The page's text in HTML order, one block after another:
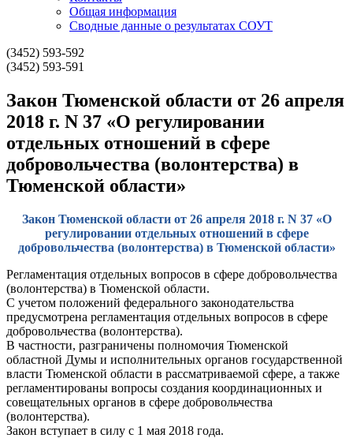
Общая информация
Сводные данные о результатах СОУТ
(3452) 593-592
(3452) 593-591
Закон Тюменской области от 26 апреля
2018 г. N 37 «О регулировании
отдельных отношений в сфере
добровольчества (волонтерства) в
Тюменской области»
Закон Тюменской области от 26 апреля 2018 г. N 37 «О
регулировании отдельных отношений в сфере
добровольчества (волонтерства) в Тюменской области»
Регламентация отдельных вопросов в сфере добровольчества
(волонтерства) в Тюменской области.
С учетом положений федерального законодательства
предусмотрена регламентация отдельных вопросов в сфере
добровольчества (волонтерства).
В частности, разграничены полномочия Тюменской
областной Думы и исполнительных органов государственной
власти Тюменской области в рассматриваемой сфере, а также
регламентированы вопросы создания координационных и
совещательных органов в сфере добровольчества
(волонтерства).
Закон вступает в силу с 1 мая 2018 года.